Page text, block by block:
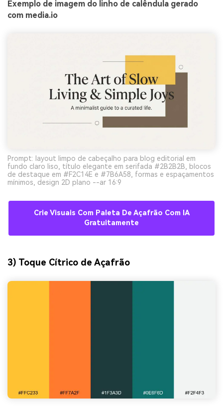
Exemplo de imagem do linho de calêndula gerado
com media.io
Prompt: layout limpo de cabeçalho para blog editorial em
fundo claro liso, título elegante em serifada #2B2B2B, blocos
de destaque em #F2C14E e #7B6A58, formas e espaçamentos
mínimos, design 2D plano --ar 16:9
Crie Visuais Com Paleta De Açafrão Com IA
Gratuitamente
3) Toque Cítrico de Açafrão